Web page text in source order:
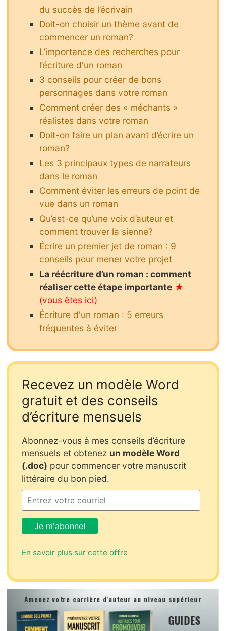
du succès de l’écrivain
Doit-on choisir un thème avant de
commencer un roman?
L’importance des recherches pour
l’écriture d'un roman
3 conseils pour créer de bons
personnages dans votre roman
Comment créer des « méchants »
réalistes dans votre roman
Doit-on faire un plan avant d’écrire un
roman?
Les 3 principaux types de narrateurs
dans le roman
Comment éviter les erreurs de point de
vue dans un roman
Qu’est-ce qu’une voix d’auteur et
comment trouver la sienne?
Écrire un premier jet de roman : 9
conseils pour mener votre projet
La réécriture d’un roman : comment
réaliser cette étape importante
Écriture d'un roman : 5 erreurs
fréquentes à éviter
Recevez un modèle Word
gratuit et des conseils
d’écriture mensuels
Abonnez-vous à mes conseils d’écriture
mensuels et obtenez un modèle Word
(.doc) pour commencer votre manuscrit
littéraire du bon pied.
En savoir plus sur cette offre